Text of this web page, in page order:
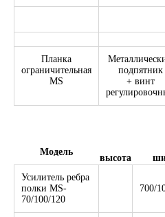
Планка
ограничительная
MS
подпятник
+ винт
Модель
высота
Усилитель ребра
полки MS-
70/100/120
700/